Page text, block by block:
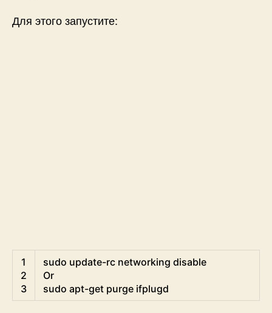
Для этого запустите:
1
2
3
sudo update-rc networking disable
Or
sudo apt-get purge ifplugd